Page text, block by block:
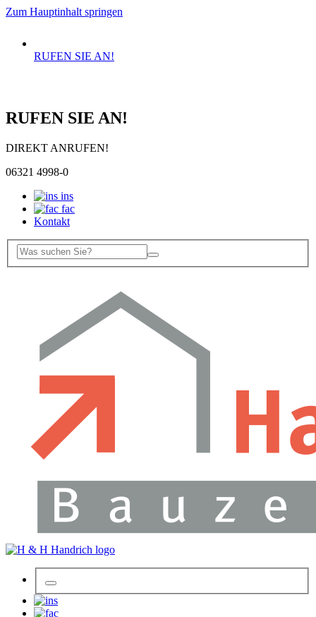
Zum Hauptinhalt springen
RUFEN SIE AN!
RUFEN SIE AN!
DIREKT ANRUFEN!
06321 4998-0
ins
fac
Kontakt